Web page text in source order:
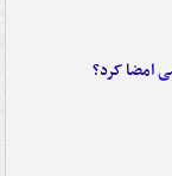
امضا کرد؟